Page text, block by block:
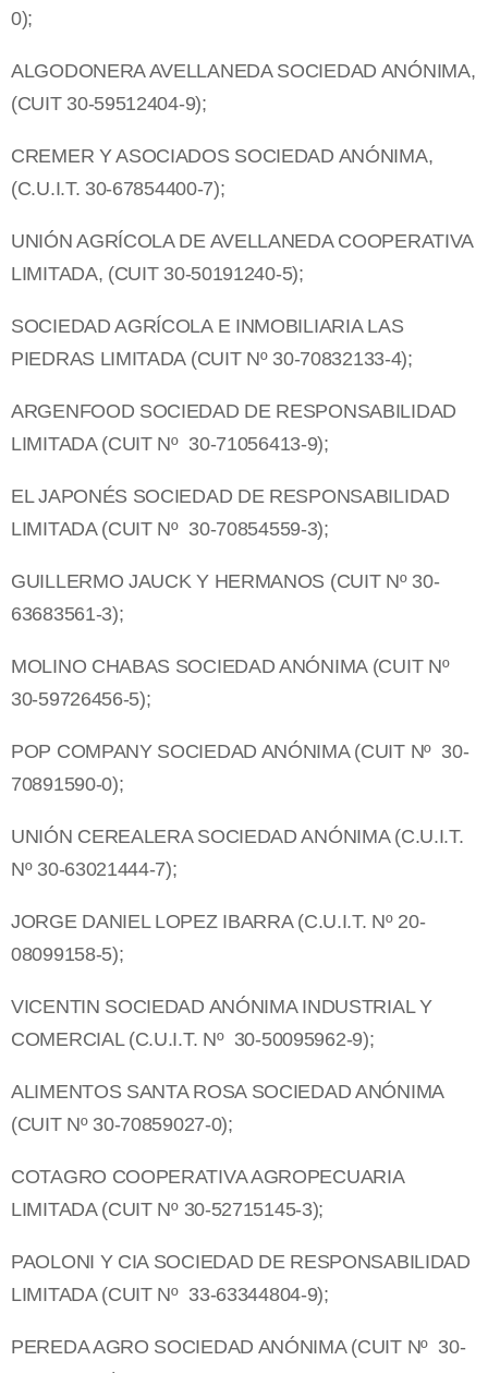
0);
ALGODONERA AVELLANEDA SOCIEDAD ANÓNIMA,
(CUIT 30-59512404-9);
CREMER Y ASOCIADOS SOCIEDAD ANÓNIMA,
(C.U.I.T. 30-67854400-7);
UNIÓN AGRÍCOLA DE AVELLANEDA COOPERATIVA
LIMITADA, (CUIT 30-50191240-5);
SOCIEDAD AGRÍCOLA E INMOBILIARIA LAS
PIEDRAS LIMITADA (CUIT Nº 30-70832133-4);
ARGENFOOD SOCIEDAD DE RESPONSABILIDAD
LIMITADA (CUIT Nº 30-71056413-9);
EL JAPONÉS SOCIEDAD DE RESPONSABILIDAD
LIMITADA (CUIT Nº 30-70854559-3);
GUILLERMO JAUCK Y HERMANOS (CUIT Nº 30-
63683561-3);
MOLINO CHABAS SOCIEDAD ANÓNIMA (CUIT Nº
30-59726456-5);
POP COMPANY SOCIEDAD ANÓNIMA (CUIT Nº 30-
70891590-0);
UNIÓN CEREALERA SOCIEDAD ANÓNIMA (C.U.I.T.
Nº 30-63021444-7);
JORGE DANIEL LOPEZ IBARRA (C.U.I.T. Nº 20-
08099158-5);
VICENTIN SOCIEDAD ANÓNIMA INDUSTRIAL Y
COMERCIAL (C.U.I.T. Nº 30-50095962-9);
ALIMENTOS SANTA ROSA SOCIEDAD ANÓNIMA
(CUIT Nº 30-70859027-0);
COTAGRO COOPERATIVA AGROPECUARIA
LIMITADA (CUIT Nº 30-52715145-3);
PAOLONI Y CIA SOCIEDAD DE RESPONSABILIDAD
LIMITADA (CUIT Nº 33-63344804-9);
PEREDA AGRO SOCIEDAD ANÓNIMA (CUIT Nº 30-